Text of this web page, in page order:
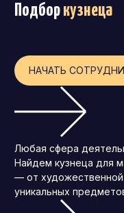
Операционный
Директор по
Финансовый
Технический
Мировой HR
Франшиза
Подборкузнеца
НАЧАТЬ
Любая сфера
Найдем кузнеца для
— от художественной
уникальных